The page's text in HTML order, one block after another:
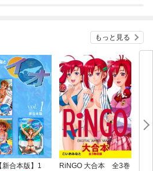
もっと見る
新合本版】1
RiNGO 大合本 全3巻